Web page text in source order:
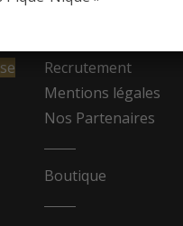
Recrutement
Mentions légales
Nos Partenaires
Boutique